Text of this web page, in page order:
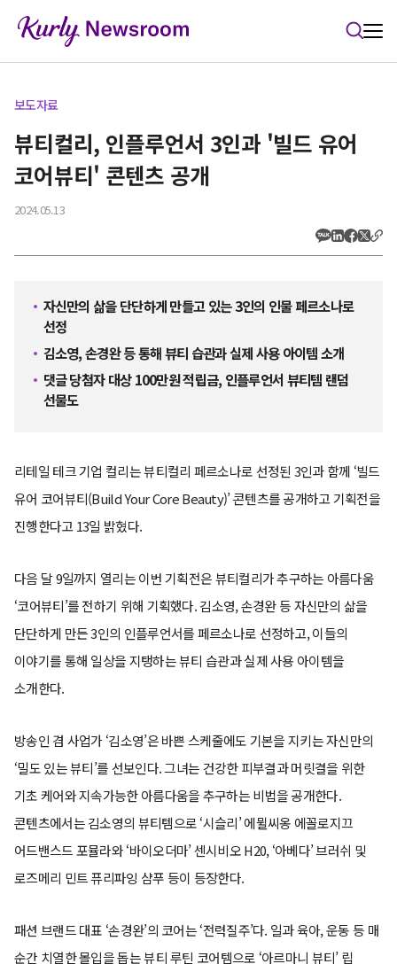
보도자료
뷰티컬리, 인플루언서 3인과 '빌드 유어
코어뷰티' 콘텐츠 공개
2024.05.13
자신만의 삶을 단단하게 만들고 있는 3인의 인물 페르소나로
선정
김소영, 손경완 등 통해 뷰티 습관과 실제 사용 아이템 소개
댓글 당첨자 대상 100만원 적립금, 인플루언서 뷰티템 랜덤
선물도
리테일 테크 기업 컬리는 뷰티컬리 페르소나로 선정된 3인과 함께 ‘빌드
유어 코어뷰티(Build Your Core Beauty)’ 콘텐츠를 공개하고 기획전을
진행한다고 13일 밝혔다.
다음 달 9일까지 열리는 이번 기획전은 뷰티컬리가 추구하는 아름다움
‘코어뷰티’를 전하기 위해 기획했다. 김소영, 손경완 등 자신만의 삶을
단단하게 만든 3인의 인플루언서를 페르소나로 선정하고, 이들의
이야기를 통해 일상을 지탱하는 뷰티 습관과 실제 사용 아이템을
소개한다.
방송인 겸 사업가 ‘김소영’은 바쁜 스케줄에도 기본을 지키는 자신만의
‘밀도 있는 뷰티’를 선보인다. 그녀는 건강한 피부결과 머릿결을 위한
기초 케어와 지속가능한 아름다움을 추구하는 비법을 공개한다.
콘텐츠에서는 김소영의 뷰티템으로 ‘시슬리’ 에뮐씨옹 에꼴로지끄
어드밴스드 포뮬라와 ‘바이오더마’ 센시비오 H20, ‘아베다’ 브러쉬 및
로즈메리 민트 퓨리파잉 샴푸 등이 등장한다.
패션 브랜드 대표 ‘손경완’의 코어는 ‘전력질주’다. 일과 육아, 운동 등 매
순간 치열한 몰입을 돕는 뷰티 루틴 코어템으로 ‘아르마니 뷰티’ 립